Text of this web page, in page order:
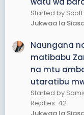
Started by
Jukwaa la
Naungana
matibabu
na mtu
utaratibu
Started by
Replies: 42